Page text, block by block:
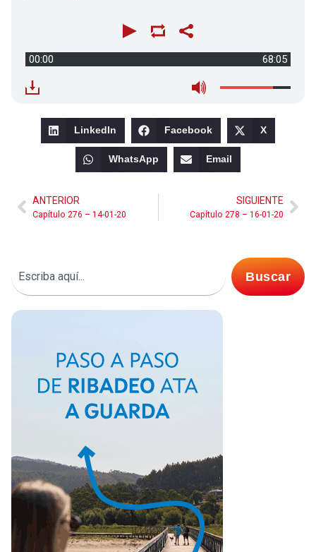
00:00 68:05
LinkedIn Facebook X
WhatsApp Email
ANTERIOR
Capítulo 276 – 14-01-20
SIGUIENTE
Capítulo 278 – 16-01-20
Buscar